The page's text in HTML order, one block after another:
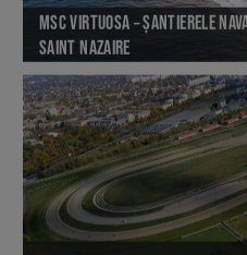
MSC VIRTUOSA – ȘANTIERELE
SAINT NAZAIRE